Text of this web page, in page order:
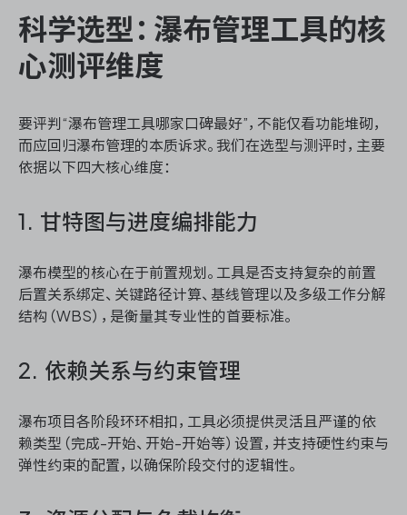
科学选型：瀑布管理工具的核
心测评维度
要评判“瀑布管理工具哪家口碑最好”，不能仅看功能堆砌，
而应回归瀑布管理的本质诉求。我们在选型与测评时，主要
依据以下四大核心维度：
1. 甘特图与进度编排能力
瀑布模型的核心在于前置规划。工具是否支持复杂的前置
后置关系绑定、关键路径计算、基线管理以及多级工作分解
结构（WBS），是衡量其专业性的首要标准。
2. 依赖关系与约束管理
瀑布项目各阶段环环相扣，工具必须提供灵活且严谨的依
赖类型（完成-开始、开始-开始等）设置，并支持硬性约束与
弹性约束的配置，以确保阶段交付的逻辑性。